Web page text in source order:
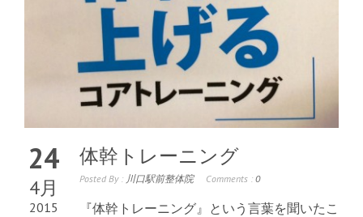
24
4月
2015
体幹トレーニング
Posted By : 川口駅前整体院 Comments : 0
『体幹トレーニング』という言葉を聞いたこ